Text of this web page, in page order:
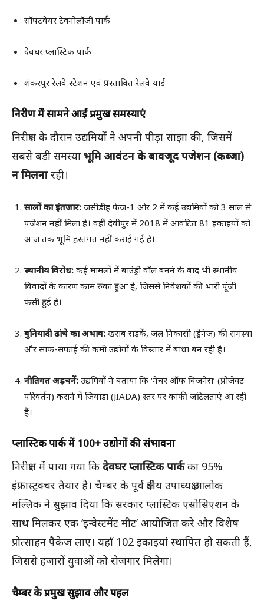
सॉफ्टवेयर टेक्नोलॉजी पार्क
देवघर प्लास्टिक पार्क
शंकरपुर रेलवे स्टेशन एवं प्रस्तावित रेलवे यार्ड
निरीक्षण में सामने आईं प्रमुख समस्याएं
निरीक्षण के दौरान उद्यमियों ने अपनी पीड़ा साझा की, जिसमें
सबसे बड़ी समस्या भूमि आवंटन के बावजूद पजेशन (कब्जा)
न मिलनारही।
सालों का इंतजार: जसीडीह फेज-1 और 2 में कई उद्यमियों को 3 साल से
पजेशन नहीं मिला है। वहीं देवीपुर में 2018 में आवंटित 81 इकाइयों को
आज तक भूमि हस्तगत नहीं कराई गई है।
स्थानीय विरोध: कई मामलों में बाउंड्री वॉल बनने के बाद भी स्थानीय
विवादों के कारण काम रुका हुआ है, जिससे निवेशकों की भारी पूंजी
फंसी हुई है।
बुनियादी ढांचे का अभाव: खराब सड़कें, जल निकासी (ड्रेनेज) की समस्या
और साफ-सफाई की कमी उद्योगों के विस्तार में बाधा बन रही है।
नीतिगत अड़चनें: उद्यमियों ने बताया कि ‘नेचर ऑफ बिजनेस’ (प्रोजेक्ट
परिवर्तन) कराने में जियाडा (JIADA) स्तर पर काफी जटिलताएं आ रही
हैं।
प्लास्टिक पार्क में 100+ उद्योगों की संभावना
निरीक्षण में पाया गया कि देवघर प्लास्टिक पार्कका 95%
इंफ्रास्ट्रक्चर तैयार है। चैम्बर के पूर्व क्षेत्रीय उपाध्यक्ष आलोक
मल्लिक ने सुझाव दिया कि सरकार प्लास्टिक एसोसिएशन के
साथ मिलकर एक ‘इन्वेस्टमेंट मीट’ आयोजित करे और विशेष
प्रोत्साहन पैकेज लाए। यहाँ 102 इकाइयां स्थापित हो सकती हैं,
जिससे हजारों युवाओं को रोजगार मिलेगा।
चैम्बर के प्रमुख सुझाव और पहल